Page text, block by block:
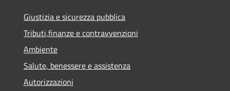
Giustizia e sicurezza pubblica
Tributi,finanze e contravvenzioni
Ambiente
Salute, benessere e assistenza
Autorizzazioni